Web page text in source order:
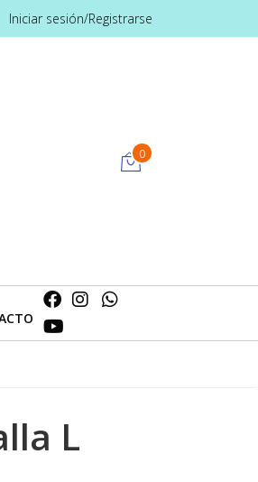
Iniciar sesión/Registrarse
0
L